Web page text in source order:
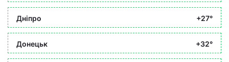
Дніпро +27°
Донецьк +32°